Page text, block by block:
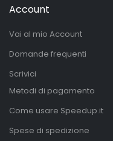
Account
Vai al mio Account
Domande frequenti
Scrivici
Metodi di pagamento
Come usare Speedup.it
Spese di spedizione